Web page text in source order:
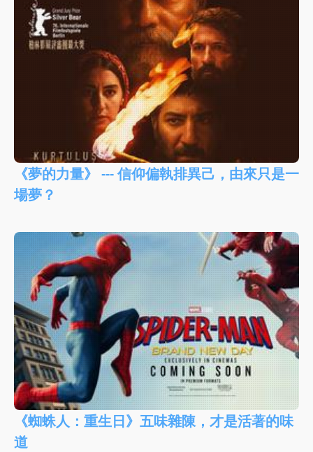
《夢的力量》 --- 信仰偏執排異己，由來只是一
場夢？
《蜘蛛人：重生日》五味雜陳，才是活著的味
道